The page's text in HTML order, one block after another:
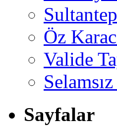
Öz
Valide
Sayfalar